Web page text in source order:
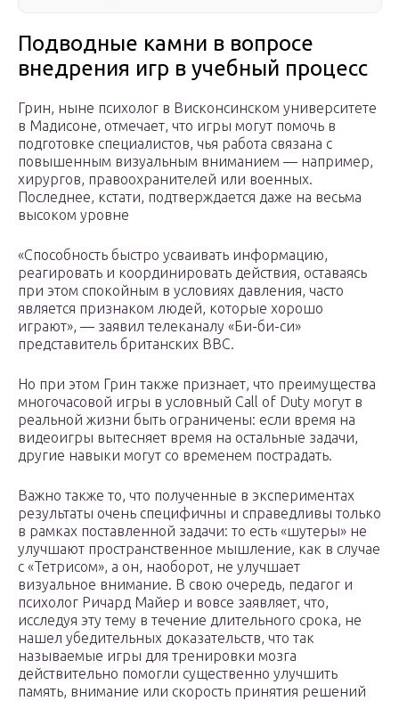
Подводные камни в вопросе
внедрения игр в учебный процесс
Грин, ныне психолог в Висконсинском университете
в Мадисоне, отмечает, что игры могут помочь в
подготовке специалистов, чья работа связана с
повышенным визуальным вниманием — например,
хирургов, правоохранителей или военных.
Последнее, кстати, подтверждается даже на весьма
высоком уровне
«Способность быстро усваивать информацию,
реагировать и координировать действия, оставаясь
при этом спокойным в условиях давления, часто
является признаком людей, которые хорошо
играют», — заявил телеканалу «Би-би-си»
представитель британских ВВС.
Но при этом Грин также признает, что преимущества
многочасовой игры в условный Call of Duty могут в
реальной жизни быть ограничены: если время на
видеоигры вытесняет время на остальные задачи,
другие навыки могут со временем пострадать.
Важно также то, что полученные в экспериментах
результаты очень специфичны и справедливы только
в рамках поставленной задачи: то есть «шутеры» не
улучшают пространственное мышление, как в случае
с «Тетрисом», а он, наоборот, не улучшает
визуальное внимание. В свою очередь, педагог и
психолог Ричард Майер и вовсе заявляет, что,
исследуя эту тему в течение длительного срока, не
нашел убедительных доказательств, что так
называемые игры для тренировки мозга
действительно помогли существенно улучшить
память, внимание или скорость принятия решений